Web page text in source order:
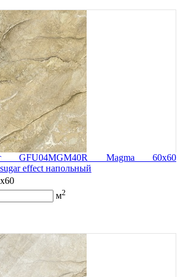
GFU04MGM40R Magma 60x60
effect напольный
м2